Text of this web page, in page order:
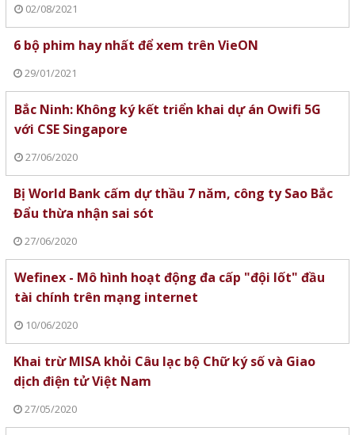
02/08/2021
6 bộ phim hay nhất để xem trên VieON
29/01/2021
Bắc Ninh: Không ký kết triển khai dự án Owifi 5G
với CSE Singapore
27/06/2020
Bị World Bank cấm dự thầu 7 năm, công ty Sao Bắc
Đẩu thừa nhận sai sót
27/06/2020
Wefinex - Mô hình hoạt động đa cấp "đội lốt" đầu
tài chính trên mạng internet
10/06/2020
Khai trừ MISA khỏi Câu lạc bộ Chữ ký số và Giao
dịch điện tử Việt Nam
27/05/2020